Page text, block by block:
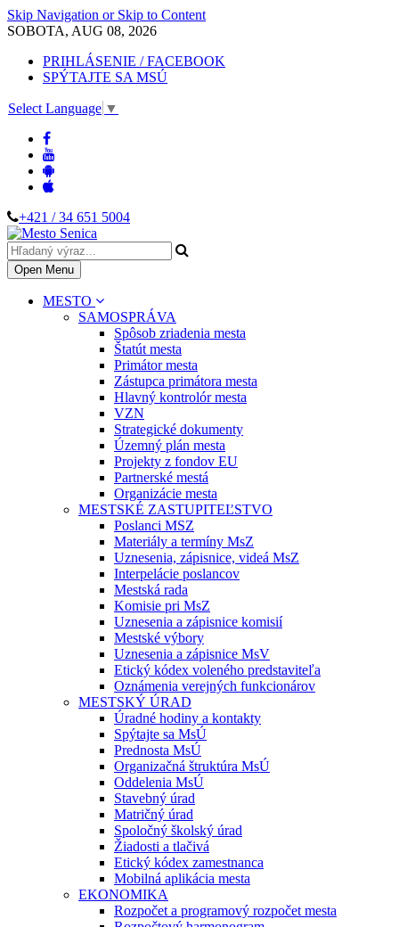
Skip Navigation or Skip to Content
SOBOTA, AUG 08, 2026
PRIHLÁSENIE / FACEBOOK
SPÝTAJTE SA MSÚ
Select Language ▼
+421 / 34 651 5004
Open Menu
MESTO
SAMOSPRÁVA
Spôsob zriadenia mesta
Štatút mesta
Primátor mesta
Zástupca primátora mesta
Hlavný kontrolór mesta
VZN
Strategické dokumenty
Územný plán mesta
Projekty z fondov EU
Partnerské mestá
Organizácie mesta
MESTSKÉ ZASTUPITEĽSTVO
Poslanci MSZ
Materiály a termíny MsZ
Uznesenia, zápisnice, videá MsZ
Interpelácie poslancov
Mestská rada
Komisie pri MsZ
Uznesenia a zápisnice komisií
Mestské výbory
Uznesenia a zápisnice MsV
Etický kódex voleného predstaviteľa
Oznámenia verejných funkcionárov
MESTSKÝ ÚRAD
Úradné hodiny a kontakty
Spýtajte sa MsÚ
Prednosta MsÚ
Organizačná štruktúra MsÚ
Oddelenia MsÚ
Stavebný úrad
Matričný úrad
Spoločný školský úrad
Žiadosti a tlačivá
Etický kódex zamestnanca
Mobilná aplikácia mesta
EKONOMIKA
Rozpočet a programový rozpočet mesta